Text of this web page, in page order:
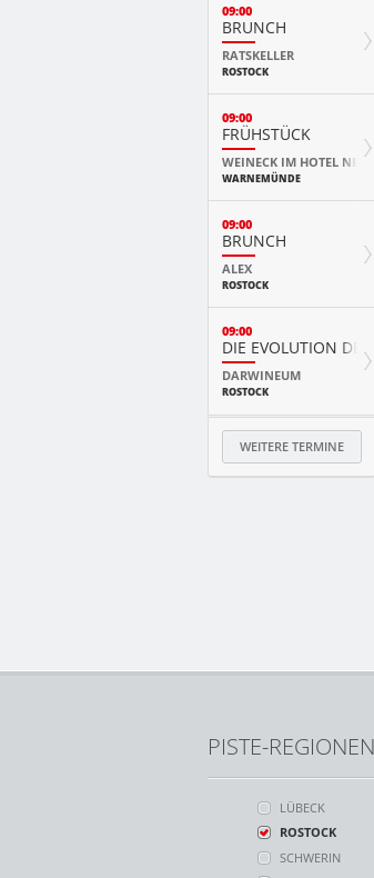
09:00
BRUNCH
RATSKELLER
ROSTOCK
09:00
FRÜHSTÜCK
WEINECK IM HOTEL
WARNEMÜNDE
09:00
BRUNCH
ALEX
ROSTOCK
09:00
DIE EVOLUTION
DARWINEUM
ROSTOCK
WEITERE TERMINE
PISTE-REGIONEN
LÜBECK
ROSTOCK
SCHWERIN